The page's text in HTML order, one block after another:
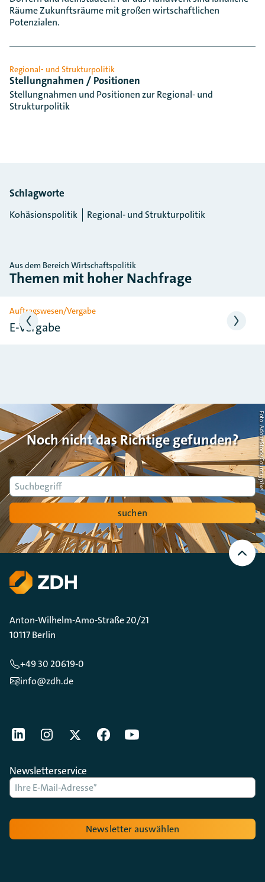
Räume Zukunftsräume mit großen wirtschaftlichen
Potenzialen.
Regional- und Strukturpolitik
Stellungnahmen / Positionen
Stellungnahmen und Positionen zur Regional- und
Strukturpolitik
Schlagworte
Kohäsionspolitik Regional- und Strukturpolitik
Aus dem Bereich Wirtschaftspolitik
Themen mit hoher Nachfrage
Slider überspringen
Auftragswesen/Vergabe
E-Vergabe
Noch nicht das Richtige gefunden?
Suche
suchen
Foto: AdobeStock/Countrypixel
Nach
oben
Scrollen
Anton-Wilhelm-Amo-Straße 20/21
10117 Berlin
+49 30 20619-0
info@zdh.de
[Der ZDH in den Sozialen Netzwerken]
LinkedIninstagramTwitterFacebookYoutube
Newsletterservice
Newsletter auswählen